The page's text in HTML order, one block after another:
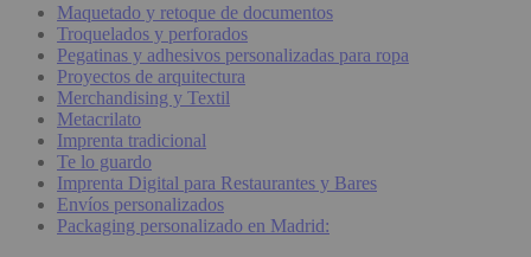
Maquetado y retoque de documentos
Troquelados y perforados
Pegatinas y adhesivos personalizadas para ropa
Proyectos de arquitectura
Merchandising y Textil
Metacrilato
Imprenta tradicional
Te lo guardo
Imprenta Digital para Restaurantes y Bares
Envíos personalizados
Packaging personalizado en Madrid: